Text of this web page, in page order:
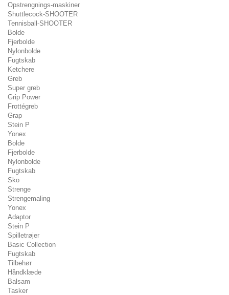
Opstrengnings-maskiner
Shuttlecock-SHOOTER
Tennisball-SHOOTER
Bolde
Fjerbolde
Nylonbolde
Fugtskab
Ketchere
Greb
Super greb
Grip Power
Frottégreb
Grap
Stein P
Yonex
Bolde
Fjerbolde
Nylonbolde
Fugtskab
Sko
Strenge
Strengemaling
Yonex
Adaptor
Stein P
Spilletrøjer
Basic Collection
Fugtskab
Tilbehør
Håndklæde
Balsam
Tasker